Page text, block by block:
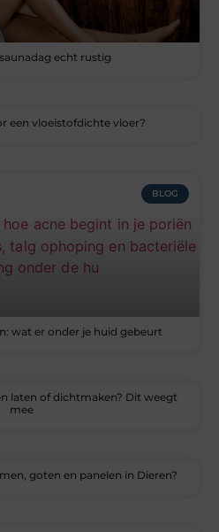
echt rustig
een vloeistofdichte vloer?
BLOG
wat er onder je huid gebeurt
laten of dichtmaken? Dit weegt
mee
goten en panelen in Dieren?